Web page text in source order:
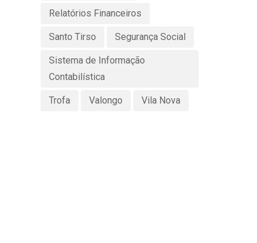
Relatórios Financeiros
Santo Tirso Segurança Social
Sistema de Informação
Contabilística
Trofa Valongo Vila Nova